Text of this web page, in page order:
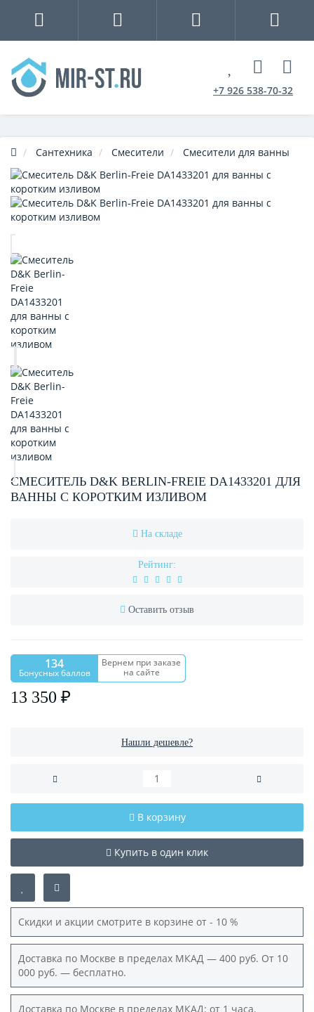
+7 926 538-70-32
Сантехника Смесители Смесители для ванны
СМЕСИТЕЛЬ D&K BERLIN-FREIE DA1433201 ДЛЯ
ВАННЫ С КОРОТКИМ ИЗЛИВОМ
На складе
Рейтинг:
Оставить отзыв
134
Бонусных баллов
Вернем при заказе
на сайте
13 350 ₽
Нашли дешевле?
В корзину
Купить в один клик
Скидки и акции смотрите в корзине от - 10 %
Доставка по Москве в пределах МКАД — 400 руб. От 10
000 руб. — бесплатно.
Доставка по Москве в пределах МКАД: от 1 часа.